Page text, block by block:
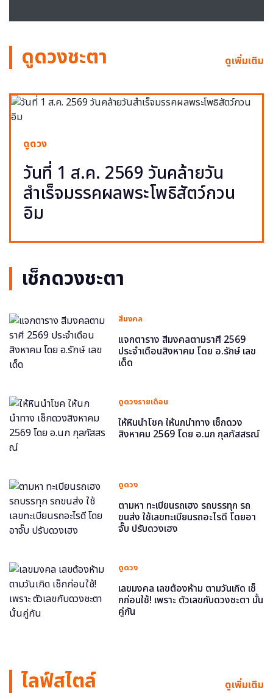
ดูดวงชะตา ดูเพิ่มเติม
ดูดวง
วันที่ 1 ส.ค. 2569 วันคล้ายวัน
สำเร็จมรรคผลพระโพธิสัตว์กวน
อิม
เช็กดวงชะตา
สีมงคล
แจกตาราง สีมงคลตามราศี 2569
ประจำเดือนสิงหาคม โดย อ.รักษ์ เลข
เด็ด
ดูดวงรายเดือน
ให้หินนำโชค ให้นกนำทาง เช็กดวง
สิงหาคม 2569 โดย อ.นก กุลภัสสรณ์
ดูดวง
ตามหา ทะเบียนรถเฮง รถบรรทุก รถ
ขนส่ง ใช้เลขทะเบียนรถอะไรดี โดยอา
จั๊บ ปรับดวงเฮง
ดูดวง
เลขมงคล เลขต้องห้าม ตามวันเกิด เช็
กก่อนใช้! เพราะ ตัวเลขกับดวงชะตา นั้น
คู่กัน
ไลฟ์สไตล์ ดูเพิ่มเติม